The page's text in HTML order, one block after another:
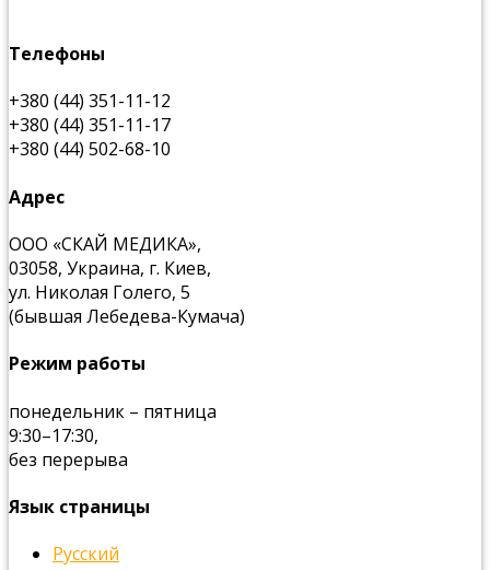
Телефоны
+380 (44) 351-11-12
+380 (44) 351-11-17
+380 (44) 502-68-10
Адрес
ООО «СКАЙ МЕДИКА»,
03058, Украина, г. Киев,
ул. Николая Голего, 5
(бывшая Лебедева-Кумача)
Режим работы
понедельник – пятница
9:30–17:30,
без перерыва
Язык страницы
Русский